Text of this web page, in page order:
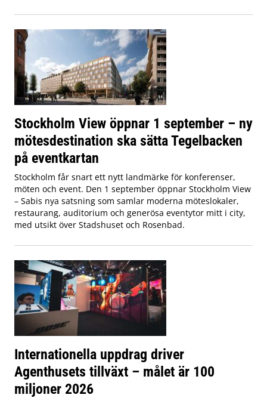
Stockholm View öppnar 1 september – ny
mötesdestination ska sätta Tegelbacken
på eventkartan
Stockholm får snart ett nytt landmärke för konferenser,
möten och event. Den 1 september öppnar Stockholm View
– Sabis nya satsning som samlar moderna möteslokaler,
restaurang, auditorium och generösa eventytor mitt i city,
med utsikt över Stadshuset och Rosenbad.
Internationella uppdrag driver
Agenthusets tillväxt – målet är 100
miljoner 2026